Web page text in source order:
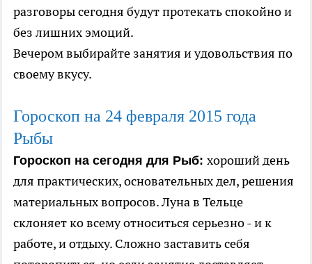
разговоры сегодня будут протекать спокойно и
без лишних эмоций.
Вечером выбирайте занятия и удовольствия по
своему вкусу.
Гороскоп на 24 февраля 2015 года
Рыбы
Гороскоп на сегодня для Рыб: хороший день
для практических, основательных дел, решения
материальных вопросов. Луна в Тельце
склоняет ко всему относиться серьезно - и к
работе, и отдыху. Сложно заставить себя